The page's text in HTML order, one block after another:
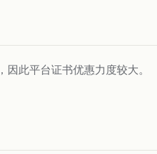
此平台证书优惠力度较大。